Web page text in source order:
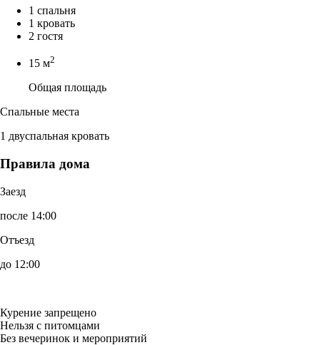
1 спальня
1 кровать
2 гостя
15 м2
Общая площадь
Спальные места
1 двуспальная кровать
Правила дома
Заезд
после 14:00
Отъезд
до 12:00
Курение запрещено
Нельзя с питомцами
Без вечеринок и мероприятий